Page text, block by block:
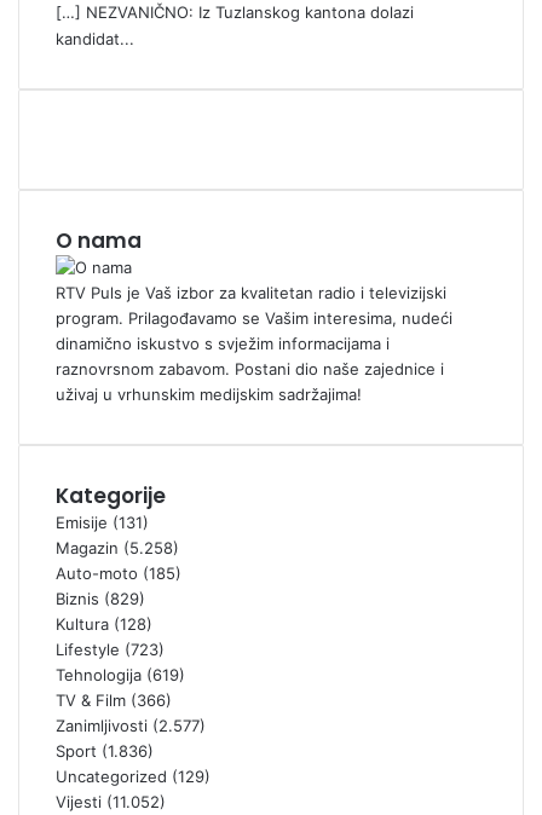
[…] NEZVANIČNO: Iz Tuzlanskog kantona dolazi
kandidat...
O nama
RTV Puls je Vaš izbor za kvalitetan radio i televizijski
program. Prilagođavamo se Vašim interesima, nudeći
dinamično iskustvo s svježim informacijama i
raznovrsnom zabavom. Postani dio naše zajednice i
uživaj u vrhunskim medijskim sadržajima!
Kategorije
Emisije (131)
Magazin (5.258)
Auto-moto (185)
Biznis (829)
Kultura (128)
Lifestyle (723)
Tehnologija (619)
TV & Film (366)
Zanimljivosti (2.577)
Sport (1.836)
Uncategorized (129)
Vijesti (11.052)